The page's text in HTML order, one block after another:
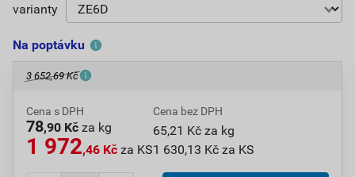
varianty
Na poptávku
3 652,69 Kč
Cena s DPH
78,90 Kč za kg
1 972,46 Kč za KS
Cena bez DPH
65,21 Kč za kg
1 630,13 Kč za KS